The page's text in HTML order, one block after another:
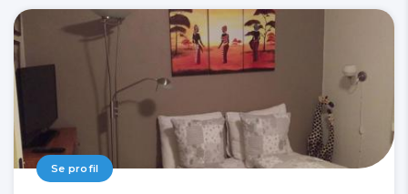
Se profil